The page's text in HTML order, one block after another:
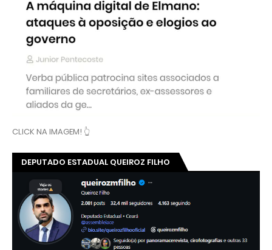
CLICK NA IMAGEM! 👆
DEPUTADO ESTADUAL QUEIROZ FILHO